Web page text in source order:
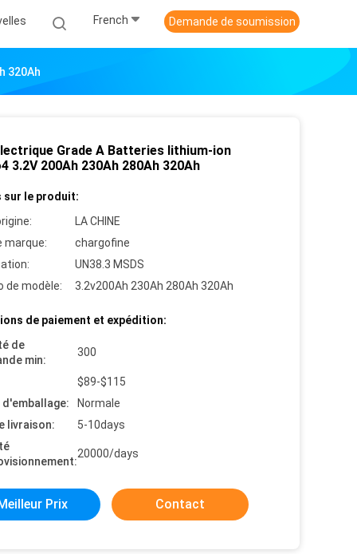
French Demande de soumission
320Ah
Grade A Batteries lithium-ion
3.2V 200Ah 230Ah 280Ah 320Ah
sur le produit:
LA CHINE
marque:
chargofine
UN38.3 MSDS
de modèle:
3.2v200Ah 230Ah 280Ah 320Ah
de paiement et expédition:
de
min:
300
$89-$115
d'emballage:
Normale
livraison:
5-10days
20000/days
Prix Contact